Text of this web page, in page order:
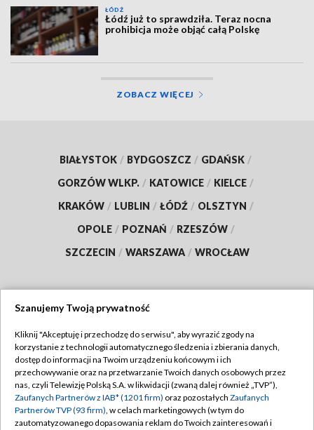
ŁÓDŹ
Łódź już to sprawdziła. Teraz nocna
prohibicja może objąć całą Polskę
ZOBACZ WIĘCEJ
BIAŁYSTOK / BYDGOSZCZ / GDAŃSK /
GORZÓW WLKP. / KATOWICE / KIELCE /
KRAKÓW / LUBLIN / ŁÓDŹ / OLSZTYN /
OPOLE / POZNAŃ / RZESZÓW /
SZCZECIN / WARSZAWA / WROCŁAW
TVP
Abonament TVP
Emisja w TVP
Centrum informacji TVP
Regulamin TVP
Polityka prywatności
Moje zgody
Szanujemy Twoją prywatność
Kliknij "Akceptuję i przechodzę do serwisu", aby wyrazić zgody na
korzystanie z technologii automatycznego śledzenia i zbierania danych,
dostęp do informacji na Twoim urządzeniu końcowym i ich
przechowywanie oraz na przetwarzanie Twoich danych osobowych przez
nas, czyli Telewizję Polską S.A. w likwidacji (zwaną dalej również „TVP”),
Zaufanych Partnerów z IAB* (1201 firm) oraz pozostałych Zaufanych
Partnerów TVP (93 firm), w celach marketingowych (w tym do
zautomatyzowanego dopasowania reklam do Twoich zainteresowań i